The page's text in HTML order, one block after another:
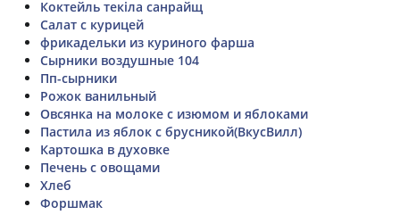
Коктейль текіла санрайщ
Салат с курицей
фрикадельки из куриного фарша
Сырники воздушные 104
Пп-сырники
Рожок ванильный
Овсянка на молоке с изюмом и яблоками
Пастила из яблок с брусникой(ВкусВилл)
Картошка в духовке
Печень с овощами
Хлеб
Форшмак